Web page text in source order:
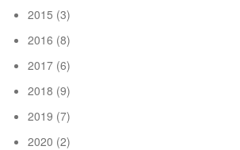
2015 (3)
2016 (8)
2017 (6)
2018 (9)
2019 (7)
2020 (2)